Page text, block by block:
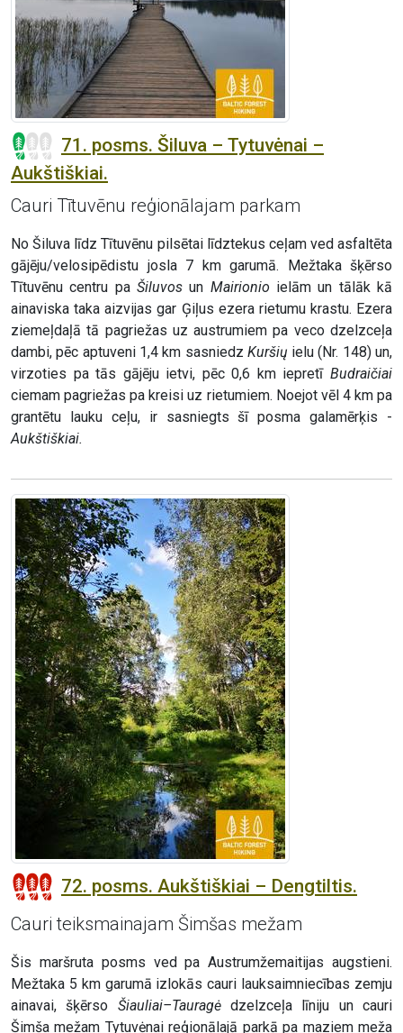
71. posms. Šiluva – Tytuvėnai –
Aukštiškiai.
Cauri Tītuvēnu reģionālajam parkam
No Šiluva līdz Tītuvēnu pilsētai līdztekus ceļam ved asfaltēta
gājēju/velosipēdistu josla 7 km garumā. Mežtaka šķērso
Tītuvēnu centru pa Šiluvos un Mairionio ielām un tālāk kā
ainaviska taka aizvijas gar Ģiļus ezera rietumu krastu. Ezera
ziemeļdaļā tā pagriežas uz austrumiem pa veco dzelzceļa
dambi, pēc aptuveni 1,4 km sasniedz Kuršių ielu (Nr. 148) un,
virzoties pa tās gājēju ietvi, pēc 0,6 km iepretī Budraičiai
ciemam pagriežas pa kreisi uz rietumiem. Noejot vēl 4 km pa
grantētu lauku ceļu, ir sasniegts šī posma galamērķis -
Aukštiškiai.
72. posms. Aukštiškiai – Dengtiltis.
Cauri teiksmainajam Šimšas mežam
Šis maršruta posms ved pa Austrumžemaitijas augstieni.
Mežtaka 5 km garumā izlokās cauri lauksaimniecības zemju
ainavai, šķērso Šiauliai–Tauragėdzelzceļa līniju un cauri
Šimša mežam Tytuvėnai reģionālajā parkā pa maziem meža